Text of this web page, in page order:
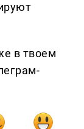
в твоем